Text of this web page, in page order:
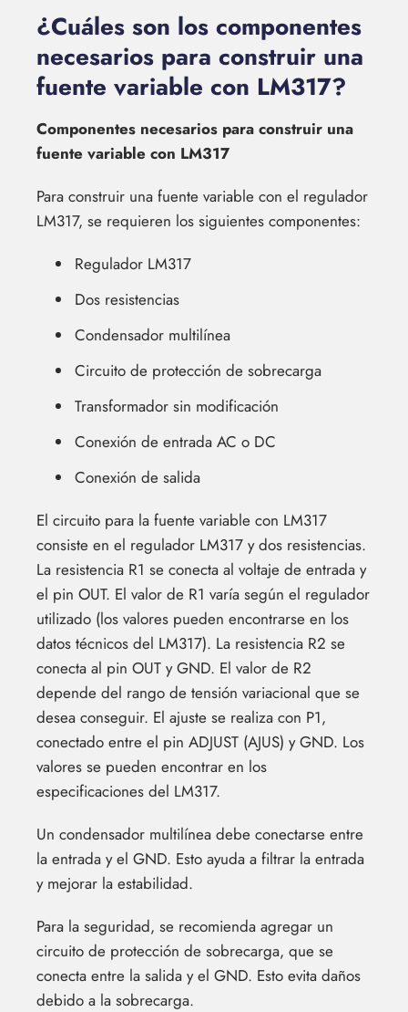
¿Cuáles son los componentes
necesarios para construir una
fuente variable con LM317?
Componentes necesarios para construir una
fuente variable con LM317
Para construir una fuente variable con el regulador
LM317, se requieren los siguientes componentes:
Regulador LM317
Dos resistencias
Condensador multilínea
Circuito de protección de sobrecarga
Transformador sin modificación
Conexión de entrada AC o DC
Conexión de salida
El circuito para la fuente variable con LM317
consiste en el regulador LM317 y dos resistencias.
La resistencia R1 se conecta al voltaje de entrada y
el pin OUT. El valor de R1 varía según el regulador
utilizado (los valores pueden encontrarse en los
datos técnicos del LM317). La resistencia R2 se
conecta al pin OUT y GND. El valor de R2
depende del rango de tensión variacional que se
desea conseguir. El ajuste se realiza con P1,
conectado entre el pin ADJUST (AJUS) y GND. Los
valores se pueden encontrar en los
especificaciones del LM317.
Un condensador multilínea debe conectarse entre
la entrada y el GND. Esto ayuda a filtrar la entrada
y mejorar la estabilidad.
Para la seguridad, se recomienda agregar un
circuito de protección de sobrecarga, que se
conecta entre la salida y el GND. Esto evita daños
debido a la sobrecarga.